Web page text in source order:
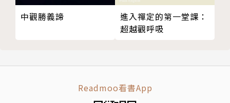
精準解讀地點能量
適合現在的我嗎？」生命之流不停流轉，適合當下的你
的環境，不見得適合日後的你。遵循你的內在感應，當
能量轉變了就瀟灑離開，要相信，下一個適合你的落腳
追蹤生命的美好
讀懂人生的訊息
【第二部】 解讀人生的詳細指南
安住當下
中觀勝義諦
進入禪定的第一堂課：
超越觀呼吸
Readmoo看書App